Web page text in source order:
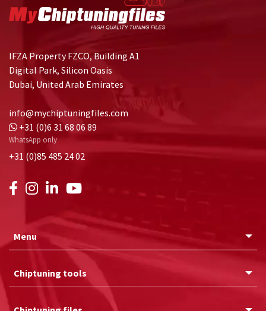
IFZA Property FZCO, Building A1
Digital Park, Silicon Oasis
Dubai, United Arab Emirates
info@mychiptuningfiles.com
+31 (0)6 31 68 06 89
WhatsApp only
+31 (0)85 485 24 02
Menu
Chiptuning tools